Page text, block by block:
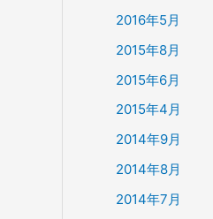
2016年5月
2015年8月
2015年6月
2015年4月
2014年9月
2014年8月
2014年7月